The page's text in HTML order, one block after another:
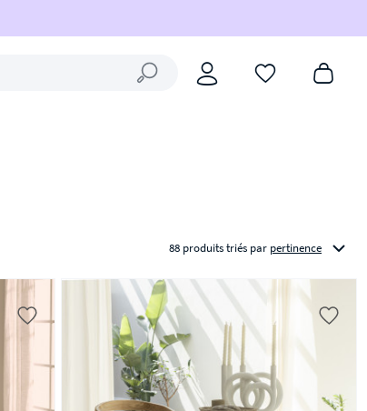
88 produits triés par pertinence